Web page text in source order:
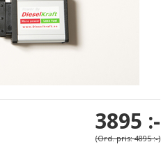
3895 :-
(Ord. pris: 4895 :-)